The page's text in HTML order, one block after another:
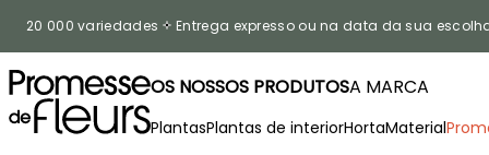
20 000 variedades Entrega expresso ou na data da sua
OS NOSSOS PRODUTOSA MARCA
PlantasPlantas de interiorHortaMaterial